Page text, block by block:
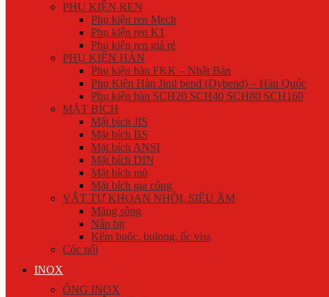
PHỤ KIỆN REN
Phụ kiện ren Mech
Phụ kiện ren K1
Phụ kiện ren giá rẻ
PHỤ KIỆN HÀN
Phụ kiện hàn FKK – Nhật Bản
Phụ Kiện Hàn Jinil bend (Dybend) – Hàn Quốc
Phụ kiện hàn SCH20 SCH40 SCH80 SCH160
MẶT BÍCH
Mặt bích JIS
Mặt bích BS
Mặt bích ANSI
Mặt bích DIN
Mặt bích mù
Mặt bích gia công
VẬT TƯ KHOAN NHỒI, SIÊU ÂM
Măng sông
Nắp bịt
Kẽm buộc, bulong, ốc viss
Cóc nối
INOX
ỐNG INOX